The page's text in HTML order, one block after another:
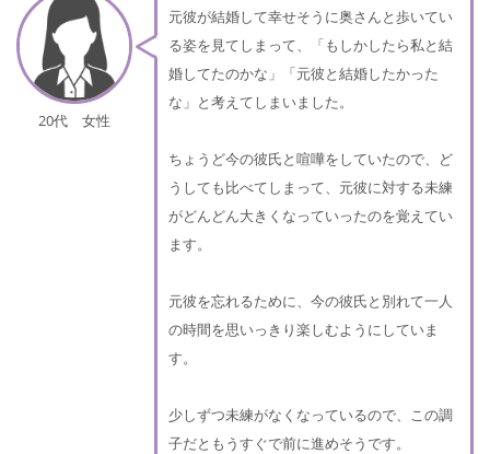
20代 女性
元彼が結婚して幸せそうに奥さんと歩いてい
る姿を見てしまって、「もしかしたら私と結
婚してたのかな」「元彼と結婚したかった
な」と考えてしまいました。
ちょうど今の彼氏と喧嘩をしていたので、ど
うしても比べてしまって、元彼に対する未練
がどんどん大きくなっていったのを覚えてい
ます。
元彼を忘れるために、今の彼氏と別れて一人
の時間を思いっきり楽しむようにしていま
す。
少しずつ未練がなくなっているので、この調
子だともうすぐで前に進めそうです。